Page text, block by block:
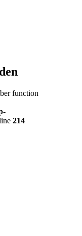
function
214